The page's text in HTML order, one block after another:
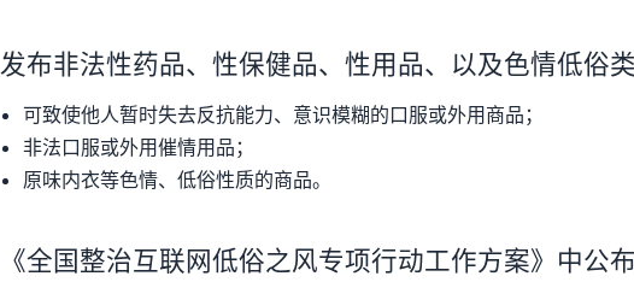
发布非法性药品、性保健品、性用品、以及色情低俗
可致使他人暂时失去反抗能力、意识模糊的口服或外用商品；
非法口服或外用催情用品；
原味内衣等色情、低俗性质的商品。
《全国整治互联网低俗之风专项行动工作方案》中公